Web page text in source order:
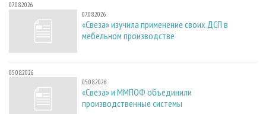
07.08.2026
07.08.2026
«Свеза» изучила применение своих ДСП в
мебельном производстве
05.08.2026
05.08.2026
«Свеза» и ММПОФ объединили
производственные системы